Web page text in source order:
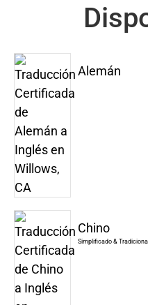
Alemán
Chino
Simplificado & Tradicional